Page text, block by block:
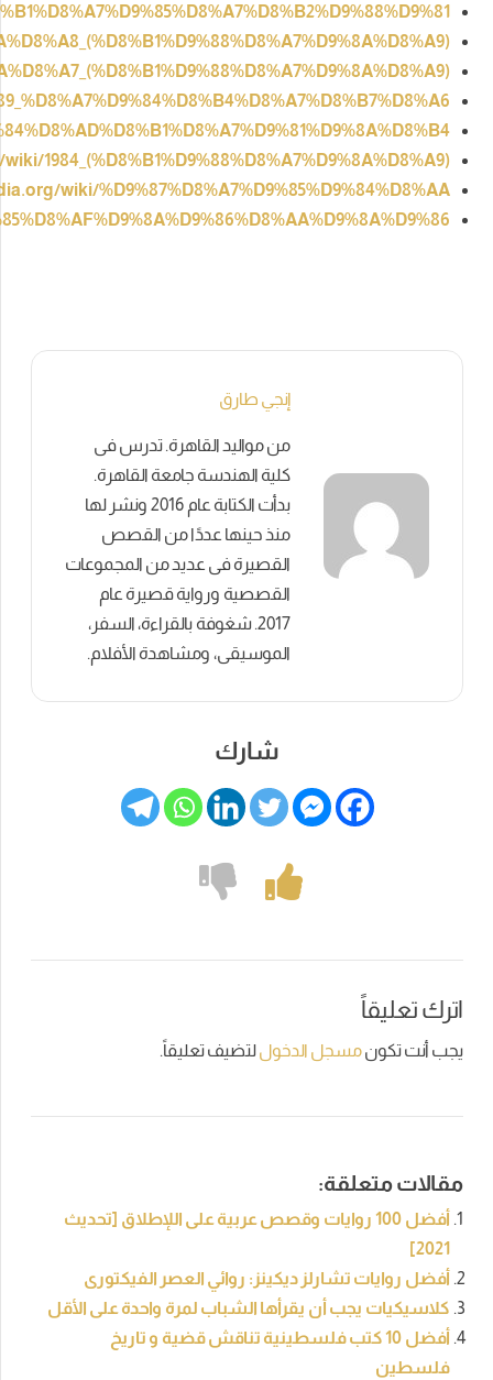
https://ar.wikipedia.org/wiki/
https://ar.wikipedia.org/wiki/
https://ar.wikipedia.org/wiki/
https://ar.wikipedia.org/wiki/
https://ar.wikipedia.org/wiki/
https://